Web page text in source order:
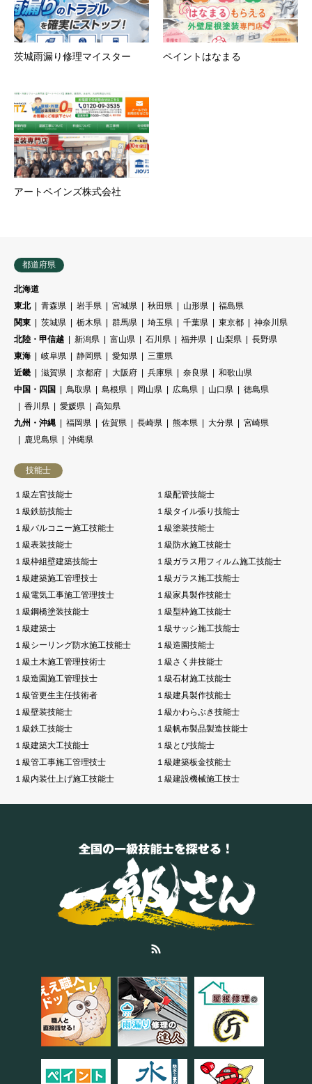
茨城雨漏り修理マイスター ペイントはなまる
アートペインズ株式会社
都道府県
北海道
東北
青森県 岩手県 宮城県 秋田県 山形県
福島県
関東
茨城県 栃木県 群馬県 埼玉県 千葉県 東京都
神奈川県
北陸・甲信越
新潟県 富山県 石川県 福井県 山梨県
長野県
東海
岐阜県 静岡県 愛知県
三重県
近畿
滋賀県 京都府 大阪府 兵庫県 奈良県
和歌山県
中国・四国
鳥取県 島根県 岡山県 広島県 山口県
徳島県
香川県
愛媛県
高知県
九州・沖縄
福岡県 佐賀県 長崎県 熊本県 大分県
宮崎県
鹿児島県
沖縄県
技能士
１級左官技能士
１級配管技能士
１級鉄筋技能士
１級タイル張り技能士
１級バルコニー施工技能士
１級塗装技能士
１級表装技能士
１級防水施工技能士
１級枠組壁建築技能士
１級ガラス用フィルム施工技能士
１級建築施工管理技士
１級ガラス施工技能士
１級電気工事施工管理技士
１級家具製作技能士
１級鋼橋塗装技能士
１級型枠施工技能士
１級建築士
１級サッシ施工技能士
１級シーリング防水施工技能士
１級造園技能士
１級土木施工管理技術士
１級さく井技能士
１級造園施工管理技士
１級石材施工技能士
１級管更生主任技術者
１級建具製作技能士
１級壁装技能士
１級かわらぶき技能士
１級鉄工技能士
１級帆布製品製造技能士
１級建築大工技能士
１級とび技能士
１級管工事施工管理技士
１級建築板金技能士
１級内装仕上げ施工技能士
１級建設機械施工技士